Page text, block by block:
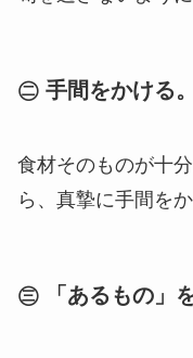
㊁ 手間をかける。
食材そのものが十
ら、真摯に手間をか
㊂ 「あるもの」